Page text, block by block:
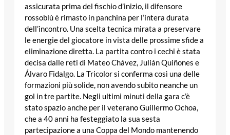
assicurata prima del fischio d’inizio, il difensore
rossoblù è rimasto in panchina per l’intera durata
dell’incontro. Una scelta tecnica mirata a preservare
le energie del giocatore in vista delle prossime sfide a
eliminazione diretta. La partita contro i cechi è stata
decisa dalle reti di Mateo Chávez, Julián Quiñones e
Álvaro Fidalgo. La Tricolor si conferma così una delle
formazioni più solide, non avendo subito neanche un
gol in tre partite. Negli ultimi minuti della gara c’è
stato spazio anche per il veterano Guillermo Ochoa,
che a 40 anni ha festeggiato la sua sesta
partecipazione a una Coppa del Mondo mantenendo